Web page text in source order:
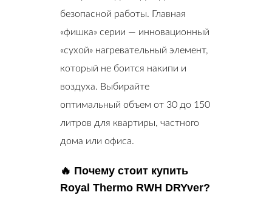
безопасной работы. Главная
«фишка» серии — инновационный
«сухой» нагревательный элемент,
который не боится накипи и
воздуха. Выбирайте
оптимальный объем от 30 до 150
литров для квартиры, частного
дома или офиса.
🔥 Почему стоит купить
Royal Thermo RWH DRYver?